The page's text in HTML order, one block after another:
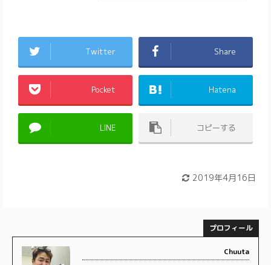
Twitter Share
Pocket Hatena
LINE コピーする
2019年4月16日
プロフィール
Chuuta